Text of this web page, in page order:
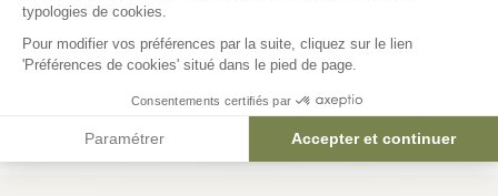
71,23 €
typologies de cookies.
Pour modifier vos préférences par la suite, cliquez sur le lien
'Préférences de cookies' situé dans le pied de page.
Consentements certifiés par
Paramétrer Accepter et continuer